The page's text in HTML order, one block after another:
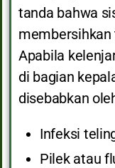
tanda bahwa
membersihkan
Apabila
di bagian
disebabkan
Infeksi
Pilek atau